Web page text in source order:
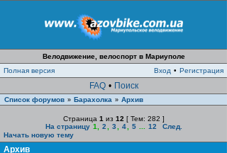
Велодвижение, велоспорт в Мариуполе
Полная версия
Вход • Регистрация
FAQ • Поиск
Список форумов » Барахолка » Архив
Страница 1 из 12 [ Тем: 282 ]
На страницу 1 2 3 4 5 12
След.
Начать новую тему
Архив